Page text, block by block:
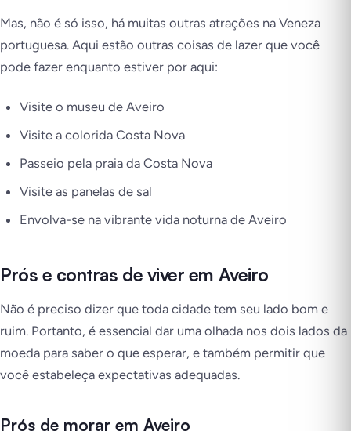
Mas, não é só isso, há muitas outras atrações na Veneza
portuguesa. Aqui estão outras coisas de lazer que você
pode fazer enquanto estiver por aqui:
Visite o museu de Aveiro
Visite a colorida Costa Nova
Passeio pela praia da Costa Nova
Visite as panelas de sal
Envolva-se na vibrante vida noturna de Aveiro
Prós e contras de viver em Aveiro
Não é preciso dizer que toda cidade tem seu lado bom e
ruim. Portanto, é essencial dar uma olhada nos dois lados da
moeda para saber o que esperar, e também permitir que
você estabeleça expectativas adequadas.
Prós de morar em Aveiro